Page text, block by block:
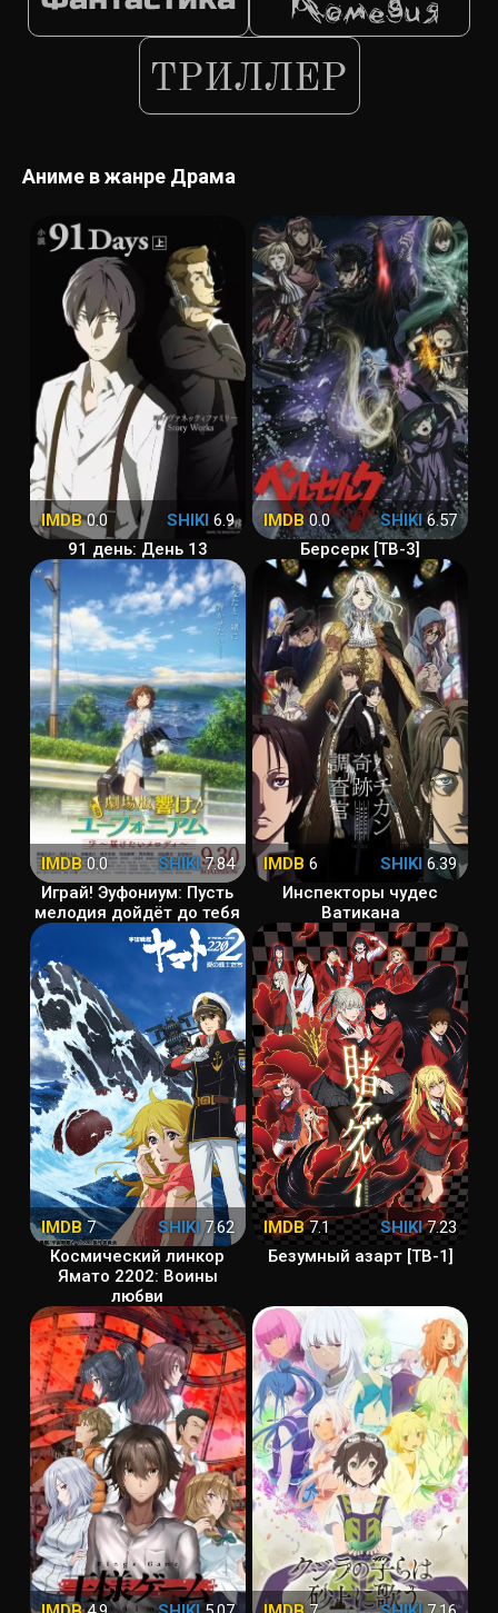
Аниме в жанре Драма
IMDB0.0 SHIKI 6.9
91 день: День 13
IMDB0.0 SHIKI6.57
Берсерк [ТВ-3]
IMDB0.0 SHIKI7.84
Играй! Эуфониум: Пусть
мелодия дойдёт до тебя
IMDB 6 SHIKI 6.39
Инспекторы чудес
Ватикана
IMDB7 SHIKI7.62
Космический линкор
Ямато 2202: Воины
любви
IMDB7.1 SHIKI7.23
Безумный азарт [ТВ-1]